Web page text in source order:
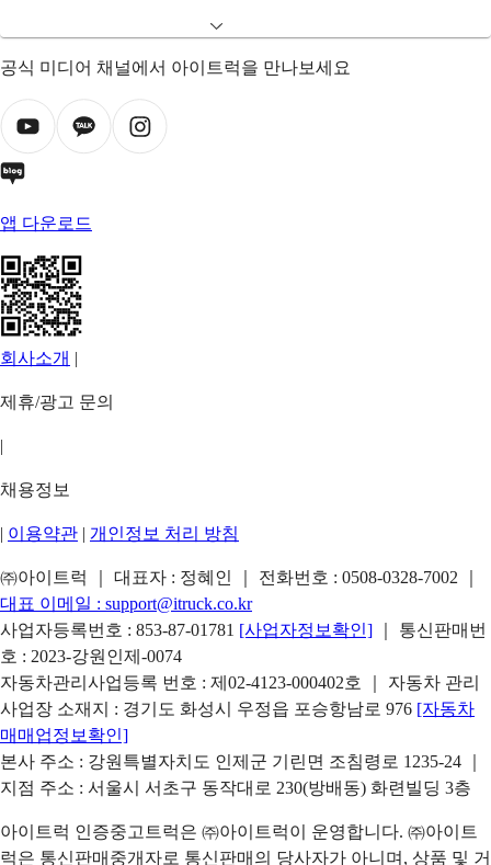
공식 미디어 채널에서 아이트럭을 만나보세요
앱 다운로드
회사소개 |
제휴/광고 문의
|
채용정보
| 이용약관 | 개인정보 처리 방침
㈜아이트럭 ｜ 대표자 : 정혜인 ｜ 전화번호 : 0508-0328-7002
대표 이메일 : support@itruck.co.kr
사업자등록번호 : 853-87-01781 [사업자정보확인]
｜ 통신판매번
호 : 2023-강원인제-0074
자동차관리사업등록 번호 : 제02-4123-000402호 ｜ 자동차 관리
사업장 소재지 : 경기도 화성시 우정읍 포승항남로 976 [자동차
매매업정보확인]
본사 주소 : 강원특별자치도 인제군 기린면 조침령로 1235-24 ｜
지점 주소 : 서울시 서초구 동작대로 230(방배동) 화련빌딩 3층
아이트럭 인증중고트럭은 ㈜아이트럭이 운영합니다. ㈜아이트
럭은 통신판매중개자로 통신판매의 당사자가 아니며, 상품 및 거